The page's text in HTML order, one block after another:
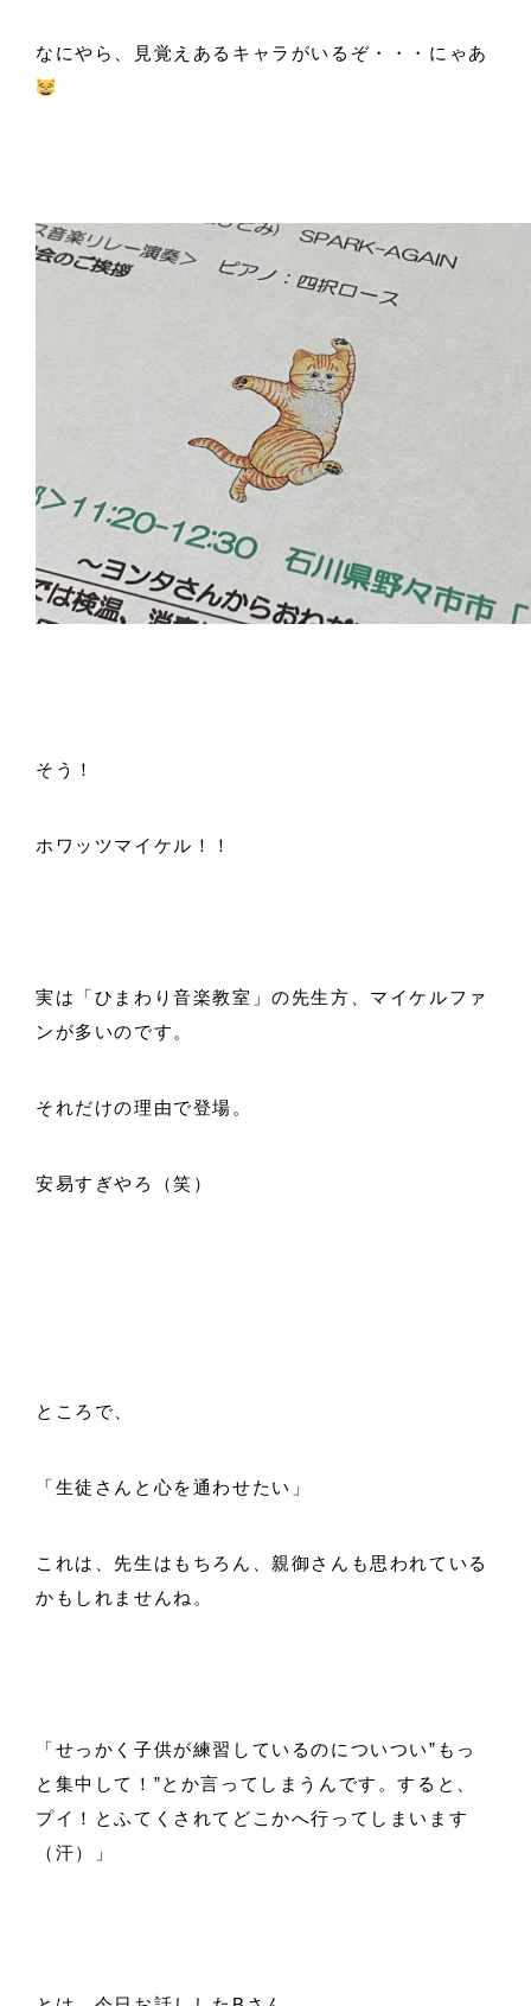
なにやら、見覚えあるキャラがいるぞ・・・にゃあ
そう！
ホワッツマイケル！！
実は「ひまわり音楽教室」の先生方、マイケルファ
ンが多いのです。
それだけの理由で登場。
安易すぎやろ（笑）
ところで、
「生徒さんと心を通わせたい」
これは、先生はもちろん、親御さんも思われている
かもしれませんね。
「せっかく子供が練習しているのについつい”もっ
と集中して！”とか言ってしまうんです。すると、
プイ！とふてくされてどこかへ行ってしまいます
（汗）」